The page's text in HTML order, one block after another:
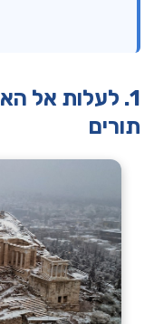
1. לעלות אל
תורים